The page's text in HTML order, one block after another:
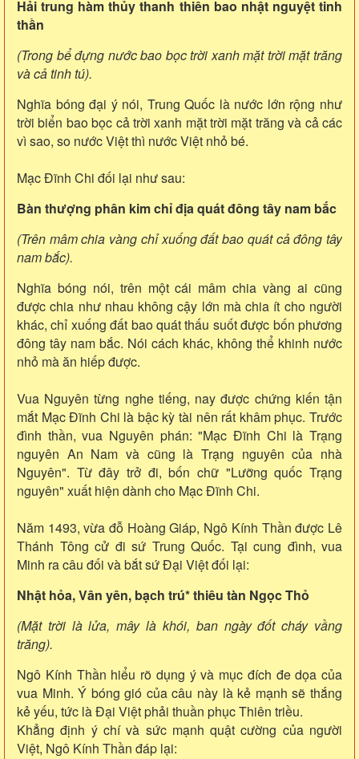
Hải trung hàm thủy thanh thiên bao nhật nguyệt tinh
thần
(Trong bể đựng nước bao bọc trời xanh mặt trời mặt trăng
và cả tinh tú).
Nghĩa bóng đại ý nói, Trung Quốc là nước lớn rộng như
trời biển bao bọc cả trời xanh mặt trời mặt trăng và cả các
vì sao, so nước Việt thì nước Việt nhỏ bé.
Mạc Đĩnh Chi đối lại như sau:
Bàn thượng phân kim chỉ địa quát đông tây nam bắc
(Trên mâm chia vàng chỉ xuống đất bao quát cả đông tây
nam bắc).
Nghĩa bóng nói, trên một cái mâm chia vàng ai cũng
được chia như nhau không cậy lớn mà chia ít cho người
khác, chỉ xuống đất bao quát thấu suốt được bốn phương
đông tây nam bắc. Nói cách khác, không thể khinh nước
nhỏ mà ăn hiếp được.
Vua Nguyên từng nghe tiếng, nay được chứng kiến tận
mắt Mạc Đĩnh Chi là bậc kỳ tài nên rất khâm phục. Trước
đình thần, vua Nguyên phán: "Mạc Đĩnh Chi là Trạng
nguyên An Nam và cũng là Trạng nguyên của nhà
Nguyên". Từ đây trở đi, bốn chữ "Lưỡng quốc Trạng
nguyên" xuất hiện dành cho Mạc Đĩnh Chi.
Năm 1493, vừa đỗ Hoàng Giáp, Ngô Kính Thần được Lê
Thánh Tông cử đi sứ Trung Quốc. Tại cung đình, vua
Minh ra câu đối và bắt sứ Đại Việt đối lại:
Nhật hỏa, Vân yên, bạch trú* thiêu tàn Ngọc Thỏ
(Mặt trời là lửa, mây là khói, ban ngày đốt cháy vầng
trăng).
Ngô Kính Thần hiểu rõ dụng ý và mục đích đe dọa của
vua Minh. Ý bóng gió của câu này là kẻ mạnh sẽ thắng
kẻ yếu, tức là Đại Việt phải thuần phục Thiên triều.
Khẳng định ý chí và sức mạnh quật cường của người
Việt, Ngô Kính Thần đáp lại: